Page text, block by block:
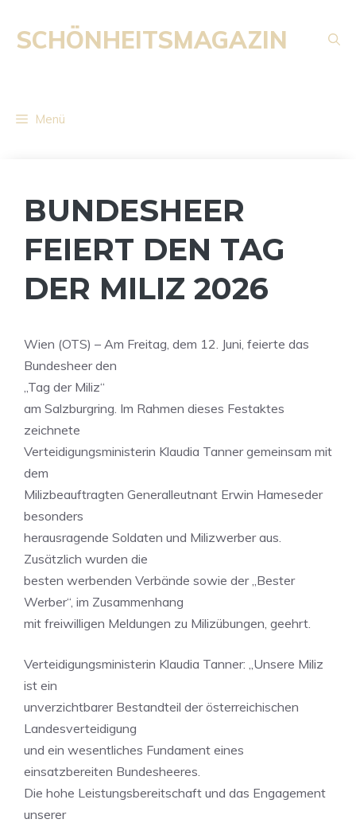
Inhalt
springen
SCHÖNHEITSMAGAZIN
Menü
BUNDESHEER
FEIERT DEN TAG
DER MILIZ 2026
Wien (OTS) – Am Freitag, dem 12. Juni, feierte das
Bundesheer den
„Tag der Miliz“
am Salzburgring. Im Rahmen dieses Festaktes
zeichnete
Verteidigungsministerin Klaudia Tanner gemeinsam mit
dem
Milizbeauftragten Generalleutnant Erwin Hameseder
besonders
herausragende Soldaten und Milizwerber aus.
Zusätzlich wurden die
besten werbenden Verbände sowie der „Bester
Werber“, im Zusammenhang
mit freiwilligen Meldungen zu Milizübungen, geehrt.
Verteidigungsministerin Klaudia Tanner: „Unsere Miliz
ist ein
unverzichtbarer Bestandteil der österreichischen
Landesverteidigung
und ein wesentliches Fundament eines
einsatzbereiten Bundesheeres.
Die hohe Leistungsbereitschaft und das Engagement
unserer